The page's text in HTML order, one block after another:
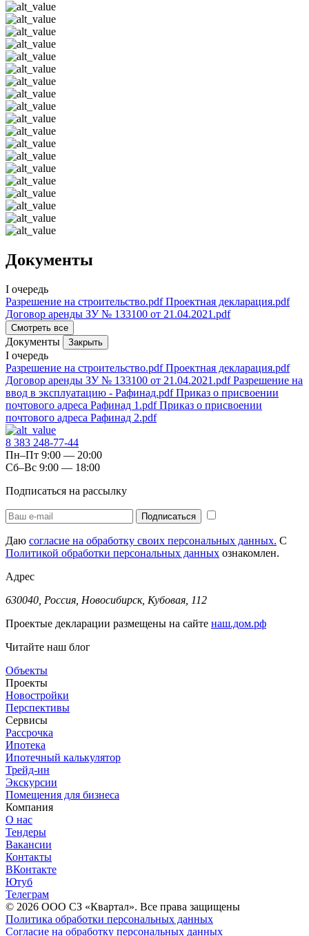
Документы
I очередь
Разрешение на строительство.pdfПроектная декларация.pdf
Договор аренды ЗУ № 133100 от 21.04.2021.pdf
Смотреть все
Документы Закрыть
I очередь
Разрешение на строительство.pdfПроектная декларация.pdf
Договор аренды ЗУ № 133100 от 21.04.2021.pdfРазрешение на
ввод в эксплуатацию - Рафинад.pdfПриказ о присвоении
почтового адреса Рафинад 1.pdfПриказ о присвоении
почтового адреса Рафинад 2.pdf
8 383 248-77-44
Пн–Пт 9:00 — 20:00
Сб–Вс 9:00 — 18:00
Подписаться на рассылку
Даю согласие на обработку своих персональных данных. С
Политикой обработки персональных данных ознакомлен.
Адрес
630040, Россия, Новосибирск, Кубовая, 112
Проектые декларации размещены на сайте наш.дом.рф
Читайте наш блог
Объекты
Проекты
Новостройки
Перспективы
Сервисы
Рассрочка
Ипотека
Ипотечный калькулятор
Трейд-ин
Экскурсии
Помещения для бизнеса
Компания
О нас
Тендеры
Вакансии
Контакты
ВКонтакте
Ютуб
Телеграм
© 2026 OOО СЗ «Квартал». Все права защищены
Политика обработки персональных данных
Согласие на обработку персональных данных